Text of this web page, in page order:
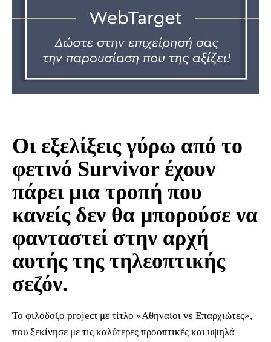
Οι εξελίξεις γύρω από το
φετινό Survivor έχουν
πάρει μια τροπή που
κανείς δεν θα μπορούσε να
φανταστεί στην αρχή
αυτής της τηλεοπτικής
σεζόν.
Το φιλόδοξο project με τίτλο «Αθηναίοι vs Επαρχιώτες»,
που ξεκίνησε με τις καλύτερες προοπτικές και υψηλά